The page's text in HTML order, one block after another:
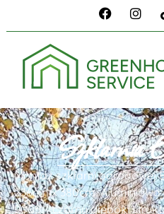
Szklarnia
Montaż szklarni ogrodowej
236cm x 380cm.
9005 – czarny głęboki